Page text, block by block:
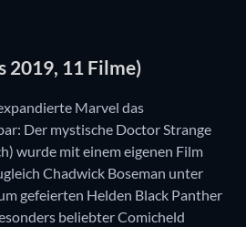
2019, 11 Filme)
Marvel das
Der mystische Doctor Strange
wurde mit einem eigenen Film
Chadwick Boseman unter
gefeierten Helden Black Panther
beliebter Comicheld